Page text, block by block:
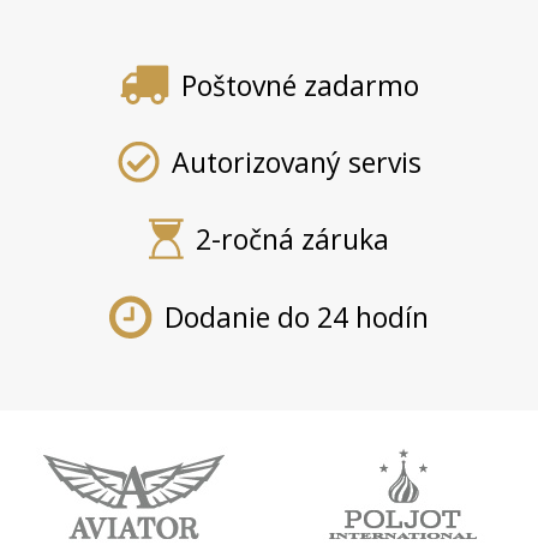
Poštovné zadarmo
Autorizovaný servis
2-ročná záruka
Dodanie do 24 hodín